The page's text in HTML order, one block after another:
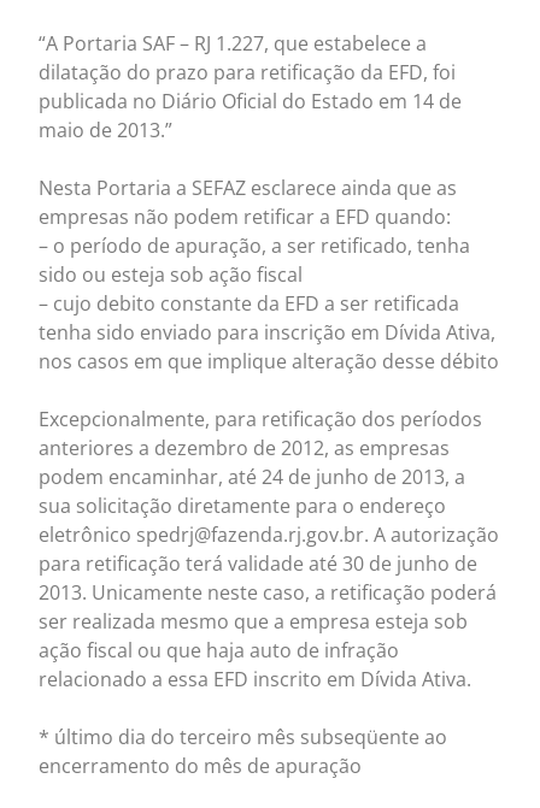
“A Portaria SAF – RJ 1.227, que estabelece a
dilatação do prazo para retificação da EFD, foi
publicada no Diário Oficial do Estado em 14 de
maio de 2013.”
Nesta Portaria a SEFAZ esclarece ainda que as
empresas não podem retificar a EFD quando:
– o período de apuração, a ser retificado, tenha
sido ou esteja sob ação fiscal
– cujo debito constante da EFD a ser retificada
tenha sido enviado para inscrição em Dívida Ativa,
nos casos em que implique alteração desse débito
Excepcionalmente, para retificação dos períodos
anteriores a dezembro de 2012, as empresas
podem encaminhar, até 24 de junho de 2013, a
sua solicitação diretamente para o endereço
eletrônico spedrj@fazenda.rj.gov.br. A autorização
para retificação terá validade até 30 de junho de
2013. Unicamente neste caso, a retificação poderá
ser realizada mesmo que a empresa esteja sob
ação fiscal ou que haja auto de infração
relacionado a essa EFD inscrito em Dívida Ativa.
* último dia do terceiro mês subseqüente ao
encerramento do mês de apuração